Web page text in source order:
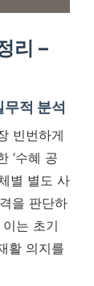
리 –
적 분석
빈번하게
‘수혜 공
별 별도 사
을 판단하
는 초기
활 의지를